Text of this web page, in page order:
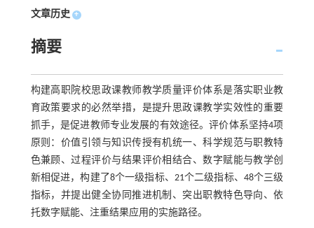
文章历史 +
摘要
构建高职院校思政课教师教学质量评价体系是落实职业教
育政策要求的必然举措，是提升思政课教学实效性的重要
抓手，是促进教师专业发展的有效途径。评价体系坚持4项
原则：价值引领与知识传授有机统一、科学规范与职教特
色兼顾、过程评价与结果评价相结合、数字赋能与教学创
新相促进，构建了8个一级指标、21个二级指标、48个三级
指标，并提出健全协同推进机制、突出职教特色导向、依
托数字赋能、注重结果应用的实施路径。